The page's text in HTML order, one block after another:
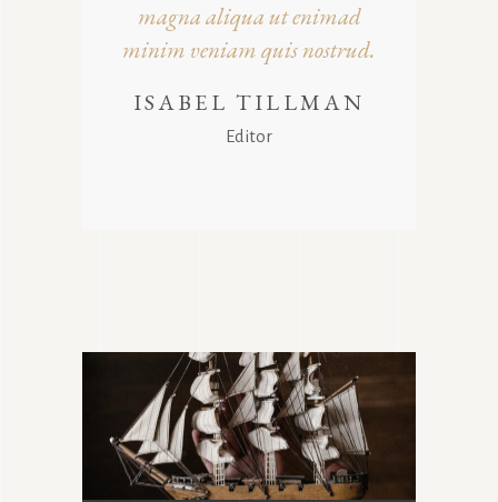
magna aliqua ut enimad
minim veniam quis nostrud.
ISABEL TILLMAN
Editor